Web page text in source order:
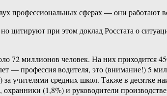
профессиональных сферах — они работают
при этом доклад Росстата о
72 миллионов человек. На них приходится
— профессия водителя, это (внимание!) 5
учителями средних школ. Также в десятке
(1,8%) и руководители